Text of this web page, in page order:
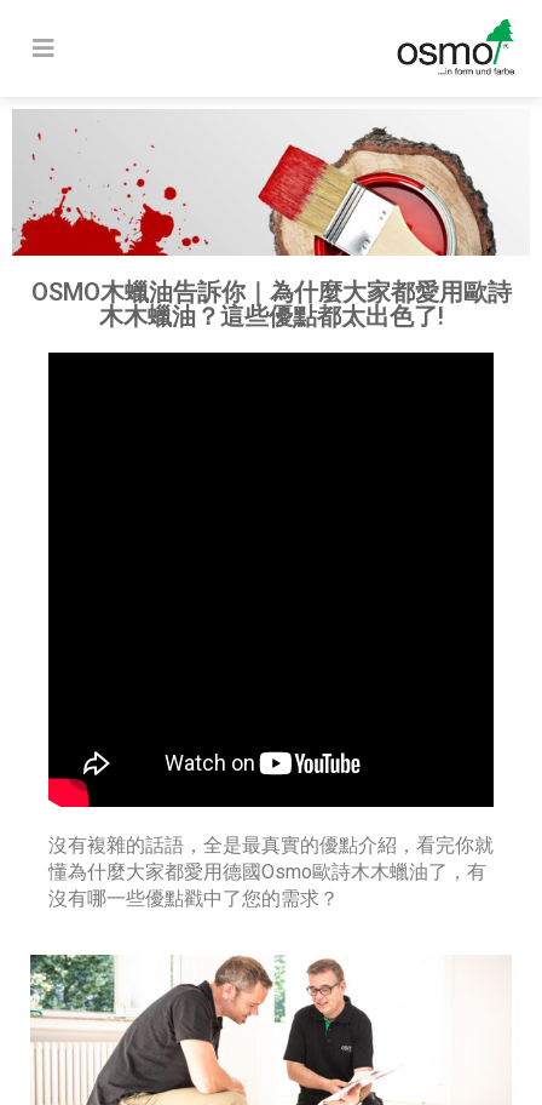
OSMO木蠟油告訴你｜為什麼大家都愛用歐詩
木木蠟油？這些優點都太出色了!
沒有複雜的話語，全是最真實的優點介紹，看完你就
懂為什麼大家都愛用德國Osmo歐詩木木蠟油了，有
沒有哪一些優點戳中了您的需求？